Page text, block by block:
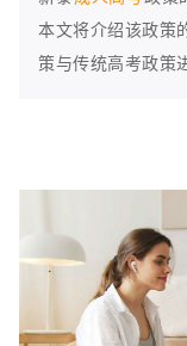
本文将介绍该政策
策与传统高考政策